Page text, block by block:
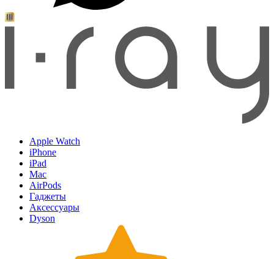
Apple Watch
iPhone
iPad
Mac
AirPods
Гаджеты
Аксессуары
Dyson